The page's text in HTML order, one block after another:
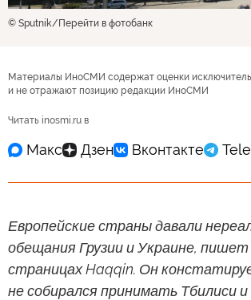
© Sputnik Перейти в фотобанк
Материалы ИноСМИ содержат оценки
и не отражают позицию редакции ИноСМИ
Читать inosmi.ru в
Европейские страны давали
обещания Грузии и Украине,
страницах Haqqin. Он
не собирался принимать Тбилиси